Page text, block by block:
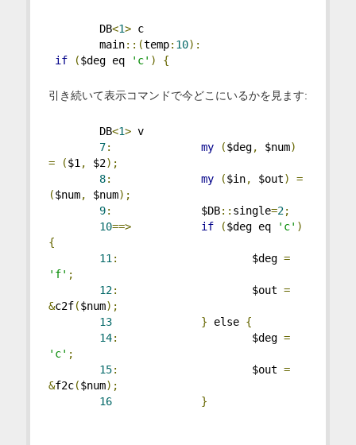
DB<1> c
main::(temp: 10):
if
($deg eq 'c' ) {
引き続いて表示コマンドで今どこにいるかを見ます:
DB<1> v
7: my ($deg, $num)
=
($1 , $2);
8: my ($in, $out)
=
($num, $num);
9: $DB:: single=2;
10==> if ($deg eq 'c' )
{
11 : $deg =
'f' ;
12: $out =
&c2f($num);
13
} else {
14: $deg =
'c' ;
15: $out =
&f2c($num);
16
}